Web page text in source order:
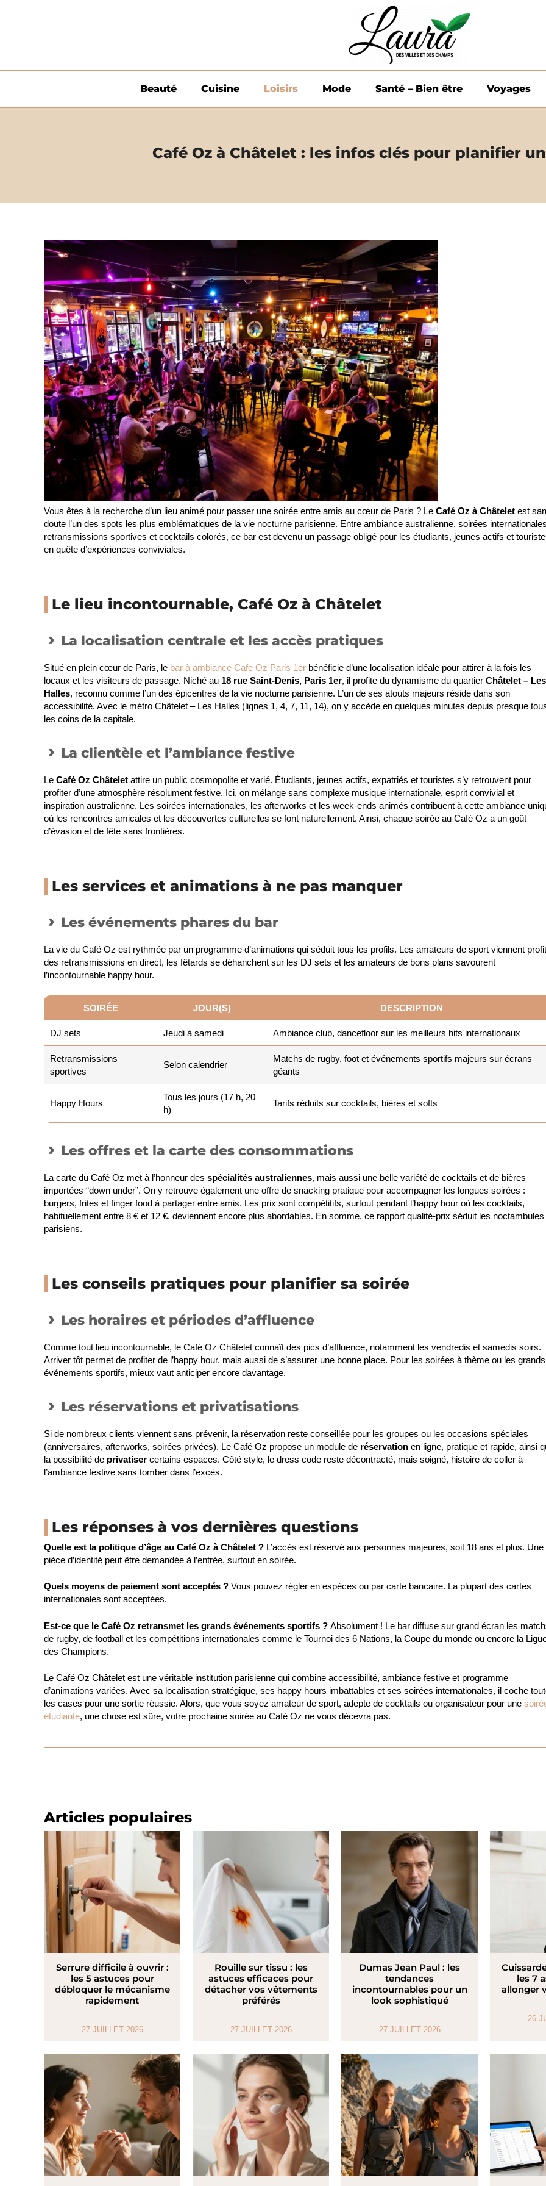
Beauté Cuisine Loisirs Mode Santé – Bien être Voyages
Café Oz à Châtelet : les infos clés pour planifier
Vous êtes à la recherche d’un lieu animé pour passer une soirée entre amis au cœur de Paris ? Le Café Oz à Châtelet est
doute l’un des spots les plus emblématiques de la vie nocturne parisienne. Entre ambiance australienne, soirées
retransmissions sportives et cocktails colorés, ce bar est devenu un passage obligé pour les étudiants, jeunes actifs et
en quête d’expériences conviviales.
Le lieu incontournable, Café Oz à Châtelet
La localisation centrale et les accès pratiques
Situé en plein cœur de Paris, le bar à ambiance Cafe Oz Paris 1er bénéficie d’une localisation idéale pour attirer à la fois les
locaux et les visiteurs de passage. Niché au 18 rue Saint-Denis, Paris 1er, il profite du dynamisme du quartier Châtelet – Les
Halles, reconnu comme l’un des épicentres de la vie nocturne parisienne. L’un de ses atouts majeurs réside dans son
accessibilité. Avec le métro Châtelet – Les Halles (lignes 1, 4, 7, 11, 14), on y accède en quelques minutes depuis presque
les coins de la capitale.
La clientèle et l’ambiance festive
Le Café Oz Châtelet attire un public cosmopolite et varié. Étudiants, jeunes actifs, expatriés et touristes s’y retrouvent pour
profiter d’une atmosphère résolument festive. Ici, on mélange sans complexe musique internationale, esprit convivial et
inspiration australienne. Les soirées internationales, les afterworks et les week-ends animés contribuent à cette ambiance
où les rencontres amicales et les découvertes culturelles se font naturellement. Ainsi, chaque soirée au Café Oz a un goût
d’évasion et de fête sans frontières.
Les services et animations à ne pas manquer
Les événements phares du bar
La vie du Café Oz est rythmée par un programme d’animations qui séduit tous les profils. Les amateurs de sport viennent
des retransmissions en direct, les fêtards se déhanchent sur les DJ sets et les amateurs de bons plans savourent
l’incontournable happy hour.
SOIRÉE JOUR(S) DESCRIPTION
DJ sets Jeudi à samedi Ambiance club, dancefloor sur les meilleurs hits internationaux
Retransmissions
sportives
Selon calendrier
Matchs de rugby, foot et événements sportifs majeurs sur écrans
géants
Happy Hours
Tous les jours (17 h, 20
h)
Tarifs réduits sur cocktails, bières et softs
Les offres et la carte des consommations
La carte du Café Oz met à l’honneur des spécialités australiennes, mais aussi une belle variété de cocktails et de bières
importées “down under”. On y retrouve également une offre de snacking pratique pour accompagner les longues soirées :
burgers, frites et finger food à partager entre amis. Les prix sont compétitifs, surtout pendant l’happy hour où les cocktails,
habituellement entre 8 € et 12 €, deviennent encore plus abordables. En somme, ce rapport qualité-prix séduit les noctambules
parisiens.
Les conseils pratiques pour planifier sa soirée
Les horaires et périodes d’affluence
Comme tout lieu incontournable, le Café Oz Châtelet connaît des pics d’affluence, notamment les vendredis et samedis soirs.
Arriver tôt permet de profiter de l’happy hour, mais aussi de s’assurer une bonne place. Pour les soirées à thème ou les grands
événements sportifs, mieux vaut anticiper encore davantage.
Les réservations et privatisations
Si de nombreux clients viennent sans prévenir, la réservation reste conseillée pour les groupes ou les occasions spéciales
(anniversaires, afterworks, soirées privées). Le Café Oz propose un module de réservation en ligne, pratique et rapide, ainsi
la possibilité de privatiser certains espaces. Côté style, le dress code reste décontracté, mais soigné, histoire de coller à
l’ambiance festive sans tomber dans l’excès.
Les réponses à vos dernières questions
Quelle est la politique d’âge au Café Oz à Châtelet ? L’accès est réservé aux personnes majeures, soit 18 ans et plus. Une
pièce d’identité peut être demandée à l’entrée, surtout en soirée.
Quels moyens de paiement sont acceptés ? Vous pouvez régler en espèces ou par carte bancaire. La plupart des cartes
internationales sont acceptées.
Est-ce que le Café Oz retransmet les grands événements sportifs ? Absolument ! Le bar diffuse sur grand écran les
de rugby, de football et les compétitions internationales comme le Tournoi des 6 Nations, la Coupe du monde ou encore la
des Champions.
Le Café Oz Châtelet est une véritable institution parisienne qui combine accessibilité, ambiance festive et programme
d’animations variées. Avec sa localisation stratégique, ses happy hours imbattables et ses soirées internationales, il coche
les cases pour une sortie réussie. Alors, que vous soyez amateur de sport, adepte de cocktails ou organisateur pour une
étudiante, une chose est sûre, votre prochaine soirée au Café Oz ne vous décevra pas.
Articles populaires
Serrure difficile à ouvrir :
les 5 astuces pour
débloquer le mécanisme
rapidement
27 JUILLET 2026
Rouille sur tissu : les
astuces efficaces pour
détacher vos vêtements
préférés
27 JUILLET 2026
Dumas Jean Paul : les
tendances
incontournables pour un
look sophistiqué
27 JUILLET 2026
les 7
allonger
26